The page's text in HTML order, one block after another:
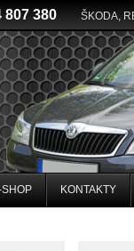
807 380 ŠKODA,
SHOP KONTAKTY